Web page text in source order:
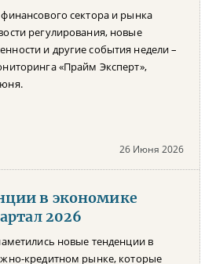
сектора и рынка
регулирования, новые
и другие события недели –
«Прайм Эксперт»,
26 Июня 2026
в экономике
2026
новые тенденции в
кредитном рынке, которые